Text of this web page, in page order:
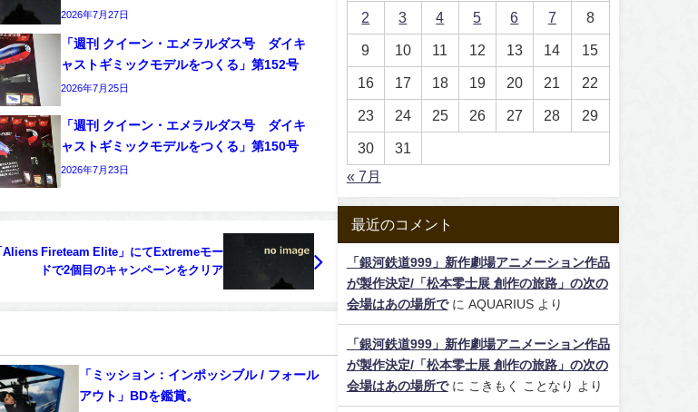
2026年7月27日
「週刊 クイーン・エメラルダス号 ダイキ
ャストギミックモデルをつくる」第152号
2026年7月25日
「週刊 クイーン・エメラルダス号 ダイキ
ャストギミックモデルをつくる」第150号
2026年7月23日
Aliens Fireteam Elite」にてExtremeモー
ドで2個目のキャンペーンをクリア
「ミッション：インポッシブル / フォール
アウト」BDを鑑賞。
2 3 4 5 6 7 8
9 10 11 12 13 14 15
16 17 18 19 20 21 22
23 24 25 26 27 28 29
30
31
« 7月
最近のコメント
「銀河鉄道999」新作劇場アニメーション作品
が製作決定/「松本零士展 創作の旅路」の次の
会場はあの場所でに AQUARIUSより
「銀河鉄道999」新作劇場アニメーション作品
が製作決定/「松本零士展 創作の旅路」の次の
会場はあの場所でに こきもく ことなり より